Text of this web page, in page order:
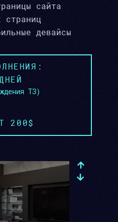
сайта
страниц
девайсы
ТЗ)
200$